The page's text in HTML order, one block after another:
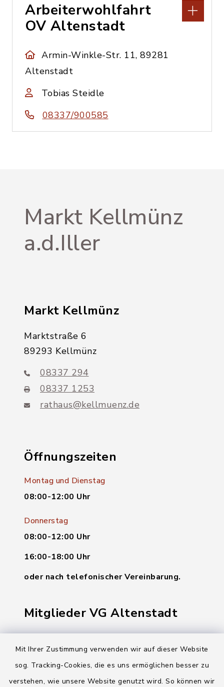
Mit Ihrer Zustimmung verwenden wir auf dieser Website
sog. Tracking-Cookies, die es uns ermöglichen besser zu
verstehen, wie unsere Website genutzt wird. So können wir
Arbeiterwohlfahrt
OV Altenstadt
Armin-Winkle-Str. 11, 89281
Altenstadt
Tobias Steidle
08337/900585
Markt Kellmünz
a.d.Iller
Markt Kellmünz
Marktstraße 6
89293 Kellmünz
08337 294
08337 1253
rathaus@kellmuenz.de
Öffnungszeiten
Montag und Dienstag
08:00-12:00 Uhr
Donnerstag
08:00-12:00 Uhr
16:00-18:00 Uhr
oder nach telefonischer Vereinbarung.
Mitglieder VG Altenstadt
Markt Altenstadt
Gemeinde Osterberg